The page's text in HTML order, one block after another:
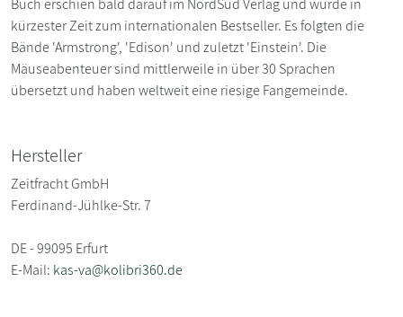
Buch erschien bald darauf im NordSüd Verlag und wurde in
kürzester Zeit zum internationalen Bestseller. Es folgten die
Bände 'Armstrong', 'Edison' und zuletzt 'Einstein'. Die
Mäuseabenteuer sind mittlerweile in über 30 Sprachen
übersetzt und haben weltweit eine riesige Fangemeinde.
Hersteller
Zeitfracht GmbH
Ferdinand-Jühlke-Str. 7
DE - 99095 Erfurt
E-Mail: kas-va@kolibri360.de